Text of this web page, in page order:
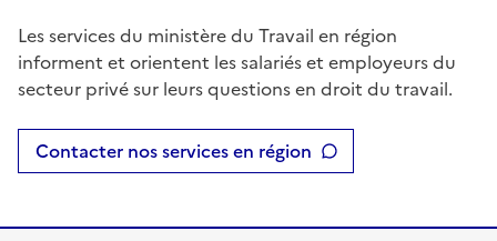
Les services du ministère du Travail en région
informent et orientent les salariés et employeurs du
secteur privé sur leurs questions en droit du travail.
Contacter nos services en région